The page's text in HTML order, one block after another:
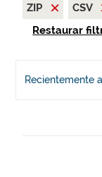
ZIP
CSV
Restaurar
Recientemente